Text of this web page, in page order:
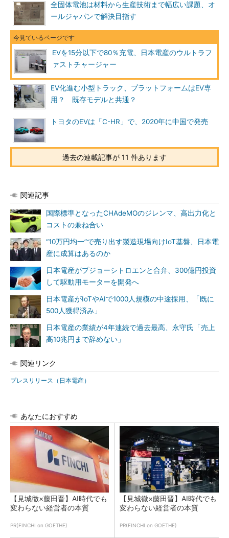
全固体電池は材料から生産技術まで幅広い課題、オ
ールジャパンで解決目指す
EVを15分以下で80％充電、日本電産のウルトラフ
ァストチャージャー
EV化進む小型トラック、プラットフォームはEV専
用？ 既存モデルと共通？
トヨタのEVは「C-HR」で、2020年に中国で発売
過去の連載記事が 11 件あります
関連記事
国際標準となったCHAdeMOのジレンマ、高出力化と
コストの兼ね合い
“10万円均一”で売り出す製造現場向けIoT基盤、日本電
産に成算はあるのか
日本電産がプジョーシトロエンと合弁、300億円投資
して駆動用モーターを開発へ
日本電産がIoTやAIで1000人規模の中途採用、「既に
500人獲得済み」
日本電産の業績が4年連続で過去最高、永守氏「売上
高10兆円まで辞めない」
関連リンク
プレスリリース（日本電産）
あなたにおすすめ
【見城徹×藤田晋】AI時代でも
変わらない経営者の本質
PR(FINCHI on GOETHE)
【見城徹×藤田晋】AI時代でも
変わらない経営者の本質
PR(FINCHI on GOETHE)